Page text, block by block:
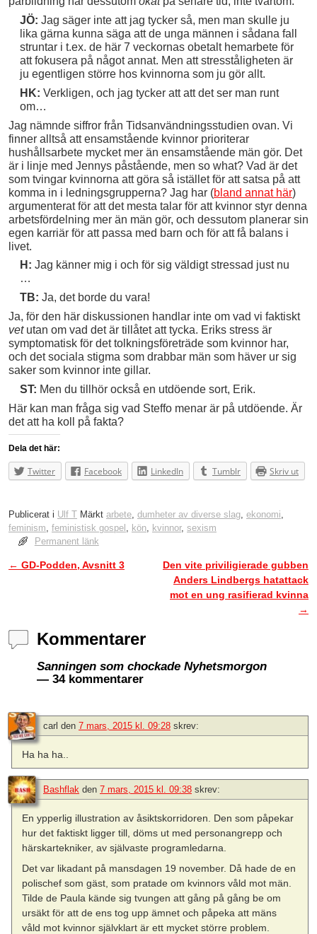
JÖ: Jag säger inte att jag tycker så, men man skulle ju
lika gärna kunna säga att de unga männen i sådana fall
struntar i t.ex. de här 7 veckornas obetalt hemarbete för
att fokusera på något annat. Men att stresståligheten är
ju egentligen större hos kvinnorna som ju gör allt.
HK: Verkligen, och jag tycker att att det ser man runt
om…
Jag nämnde siffror från Tidsanvändningsstudien ovan. Vi
finner alltså att ensamstående kvinnor prioriterar
hushållsarbete mycket mer än ensamstående män gör. Det
är i linje med Jennys påstående, men so what? Vad är det
som tvingar kvinnorna att göra så istället för att satsa på att
komma in i ledningsgrupperna? Jag har (bland annat här)
argumenterat för att det mesta talar för att kvinnor styr denna
arbetsfördelning mer än män gör, och dessutom planerar sin
egen karriär för att passa med barn och för att få balans i
livet.
H: Jag känner mig i och för sig väldigt stressad just nu
…
TB: Ja, det borde du vara!
Ja, för den här diskussionen handlar inte om vad vi faktiskt
vetutan om vad det är tillåtet att tycka. Eriks stress är
symptomatisk för det tolkningsföreträde som kvinnor har,
och det sociala stigma som drabbar män som häver ur sig
saker som kvinnor inte gillar.
ST: Men du tillhör också en utdöende sort, Erik.
Här kan man fråga sig vad Steffo menar är på utdöende. Är
det att ha koll på fakta?
Dela det här:
Twitter Facebook LinkedIn Tumblr Skriv ut
Publicerat i Ulf T Märkt arbete, dumheter av diverse slag, ekonomi,
feminism, feministisk gospel , kön, kvinnor, sexism
Permanent länk
Inläggsnavigering
← GD-Podden, Avsnitt 3
Den vite priviligierade gubben
Anders Lindbergs hatattack
mot en ung rasifierad kvinna
→
Kommentarer
Sanningen som chockade Nyhetsmorgon
— 34 kommentarer
carl den 7 mars, 2015 kl. 09:28 skrev:
Ha ha ha..
Bashflak den 7 mars, 2015 kl. 09:38 skrev:
En ypperlig illustration av åsiktskorridoren. Den som påpekar
hur det faktiskt ligger till, döms ut med personangrepp och
härskartekniker, av självaste programledarna.
Det var likadant på mansdagen 19 november. Då hade de en
polischef som gäst, som pratade om kvinnors våld mot män.
Tilde de Paula kände sig tvungen att gång på gång be om
ursäkt för att de ens tog upp ämnet och påpeka att mäns
våld mot kvinnor självklart är ett mycket större problem.